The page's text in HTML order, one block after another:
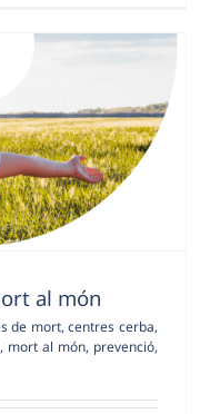
al món
de mort,centres cerba,
, mort al món, prevenció,